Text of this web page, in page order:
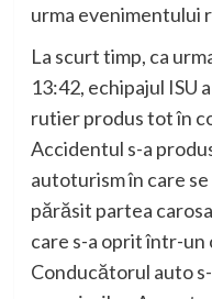
urma evenimentului
La scurt timp, ca
13:42, echipajul ISU
rutier produs tot în
Accidentul s-a
autoturism în care
părăsit partea
care s-a oprit într-un
Conducătorul auto